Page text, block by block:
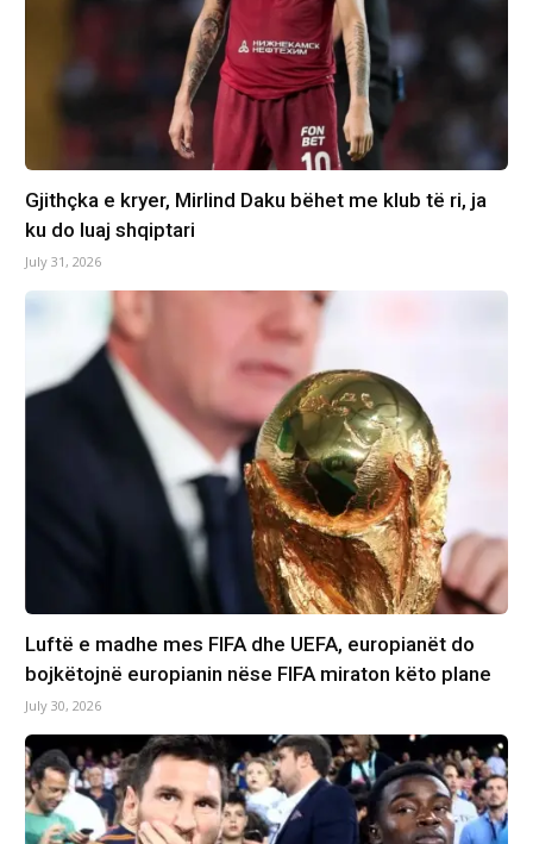
Gjithçka e kryer, Mirlind Daku bëhet me klub të ri, ja
ku do luaj shqiptari
July 31, 2026
Luftë e madhe mes FIFA dhe UEFA, europianët do
bojkëtojnë europianin nëse FIFA miraton këto plane
July 30, 2026